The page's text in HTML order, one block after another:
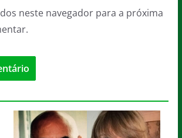
neste navegador para a próxima